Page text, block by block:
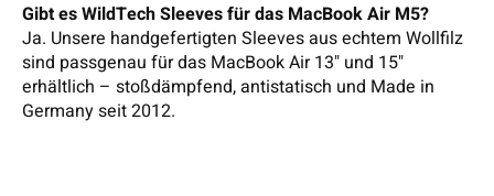
Gibt es WildTech Sleeves für das MacBook Air M5?
Ja. Unsere handgefertigten Sleeves aus echtem Wollfilz
sind passgenau für das MacBook Air 13" und 15"
erhältlich – stoßdämpfend, antistatisch und Made in
Germany seit 2012.